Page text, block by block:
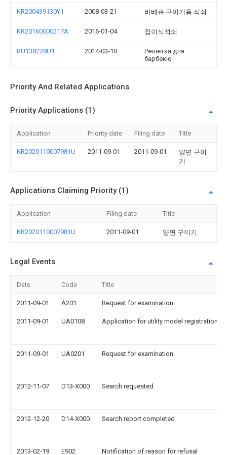
KR200439130Y1 2008-03-21 바베큐 구이기용 석쇠
KR20160000217A 2016-01-04 접이식석쇠
RU138228U1 2014-03-10
Решетка для
барбекю
Priority And Related Applications
Priority Applications (1)
Application Priority date Filing date Title
KR2020110007981U 2011-09-01 2011-09-01
양면 구이
기
Applications Claiming Priority (1)
Application Filing date Title
KR2020110007981U 2011-09-01 양면 구이기
Legal Events
Date Code Title
2011-09-01 A201 Request for examination
2011-09-01 UA0108 Application for utility model registration
2011-09-01 UA0201 Request for examination
2012-11-07 D13-X000 Search requested
2012-12-20 D14-X000 Search report completed
2013-02-19 E902 Notification of reason for refusal